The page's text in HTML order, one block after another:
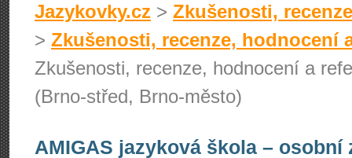
Jazykovky.cz > Zkušenosti,
> Zkušenosti, recenze, hodnocení
Zkušenosti, recenze, hodnocení a
(Brno-střed, Brno-město)
AMIGAS jazyková škola – osobní